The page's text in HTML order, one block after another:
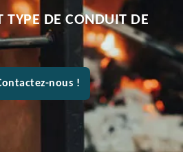
TYPE DE CONDUIT DE
nous !